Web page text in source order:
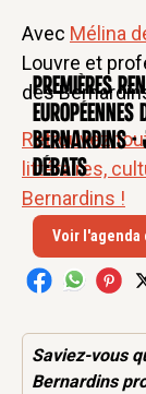
CONFÉRENCE
Premières
européennes
Bernardins -
débats
Voir l'agenda
Avec Mélina
Louvre et
des
Retrouvez
littéraires,
Bernardins !
Saviez-vous
Bernardins